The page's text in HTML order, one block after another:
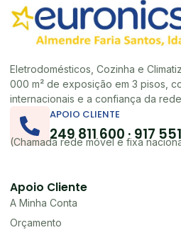
Eletrodomésticos, Cozinha e
000 m² de exposição em 3 pisos,
internacionais e a confiança da
APOIO CLIENTE
249 811 600 · 917
(Chamada rede móvel e fixa
Apoio Cliente
A Minha Conta
Orçamento